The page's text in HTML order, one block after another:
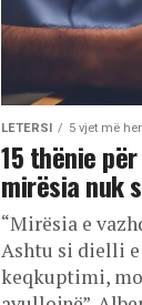
LETERSI 5 vjet më
15 thënie
mirësia nuk
“Mirësia e
Ashtu si dielli
keqkuptimi,